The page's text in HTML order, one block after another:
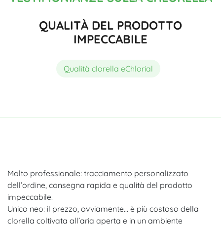
QUALITÀ DEL PRODOTTO
IMPECCABILE
Qualità clorella eChlorial
Molto professionale: tracciamento personalizzato
dell’ordine, consegna rapida e qualità del prodotto
impeccabile.
Unico neo: il prezzo, ovviamente… è più costoso della
clorella coltivata all’aria aperta e in un ambiente